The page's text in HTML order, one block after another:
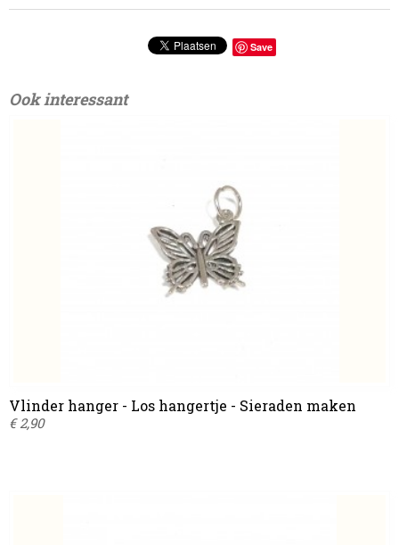
Save
Ook interessant
Vlinder hanger - Los hangertje - Sieraden maken
€ 2,90